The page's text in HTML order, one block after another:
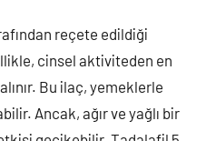
reçete edildiği
cinsel aktiviteden en
Bu ilaç, yemeklerle
Ancak, ağır ve yağlı bir